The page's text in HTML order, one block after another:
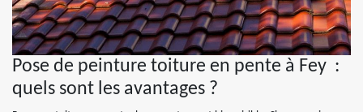
Pose de peinture toiture en pente à Fey :
quels sont les avantages ?